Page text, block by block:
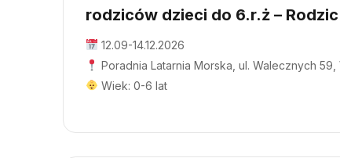
rodziców dzieci do 6.r.ż –
12.09-14.12.2026
Poradnia Latarnia Morska, ul. Walecznych 59,
Wiek: 0-6 lat